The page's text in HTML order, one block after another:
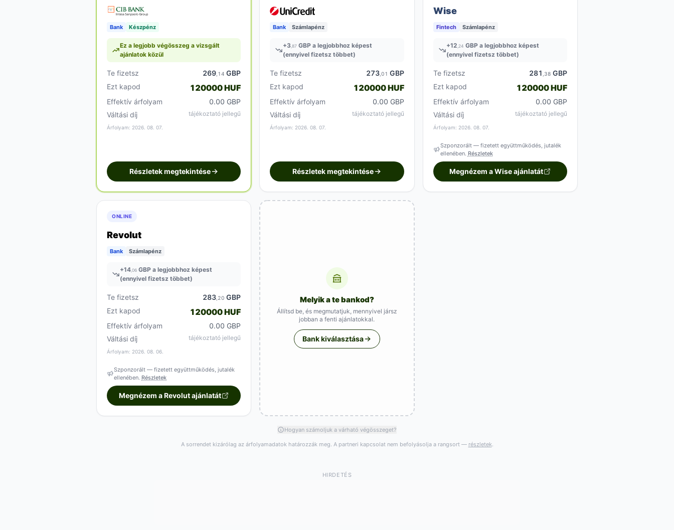
Bank Készpénz
Ez a legjobb végösszeg a vizsgált
ajánlatok közül
Te fizetsz 269 ,14 GBP
Ezt kapod
120000 HUF
Effektív árfolyam
0.00 GBP
Váltási díj
tájékoztató jellegű
Árfolyam: 2026. 08. 07.
Részletek megtekintése
Bank Számlapénz
+3 ,87 GBP a legjobbhoz képest
(ennyivel fizetsz többet)
Te fizetsz 273,01 GBP
Ezt kapod
120000 HUF
Effektív árfolyam
0.00 GBP
Váltási díj
tájékoztató jellegű
Árfolyam: 2026. 08. 07.
Részletek megtekintése
Wise
Fintech Számlapénz
+12 ,24 GBP a legjobbhoz képest
(ennyivel fizetsz többet)
Te fizetsz 281 ,38 GBP
Ezt kapod
120000 HUF
Effektív árfolyam
0.00 GBP
Váltási díj
tájékoztató jellegű
Árfolyam: 2026. 08. 07.
Szponzorált — fizetett együttműködés, jutalék
ellenében. Részletek
Megnézem a Wise ajánlatát
ONLINE
Revolut
Bank Számlapénz
+14 ,06 GBP a legjobbhoz képest
(ennyivel fizetsz többet)
Te fizetsz 283 ,20 GBP
Ezt kapod
120000 HUF
Effektív árfolyam
0.00 GBP
Váltási díj
tájékoztató jellegű
Árfolyam: 2026. 08. 06.
Szponzorált — fizetett együttműködés, jutalék
ellenében. Részletek
Megnézem a Revolut ajánlatát
Melyik a te bankod?
Állítsd be, és megmutatjuk, mennyivel jársz
jobban a fenti ajánlatokkal.
Bank kiválasztása
Hogyan számoljuk a várható végösszeget?
A sorrendet kizárólag az árfolyamadatok határozzák meg. A partneri kapcsolat nem befolyásolja a rangsort — részletek
HIRDETÉS